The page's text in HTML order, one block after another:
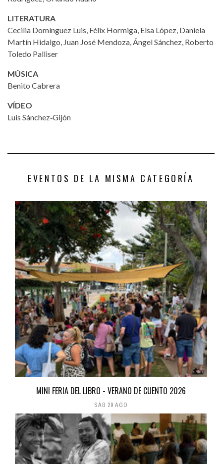
LITERATURA
Cecilia Domínguez Luis, Félix Hormiga, Elsa López, Daniela
Martín Hidalgo, Juan José Mendoza, Ángel Sánchez, Roberto
Toledo Palliser
MÚSICA
Benito Cabrera
VÍDEO
Luis Sánchez‑Gijón
EVENTOS DE LA MISMA CATEGORÍA
MINI FERIA DEL LIBRO - VERANO DE CUENTO 2026
SÁB 29 AGO